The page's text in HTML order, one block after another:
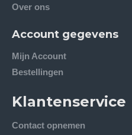
Over ons
Account gegevens
Mijn Account
Bestellingen
Klantenservice
Contact opnemen